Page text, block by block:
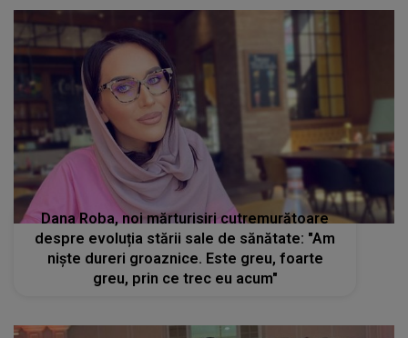
Dana Roba, noi mărturisiri cutremurătoare
despre evoluția stării sale de sănătate: "Am
niște dureri groaznice. Este greu, foarte
greu, prin ce trec eu acum"